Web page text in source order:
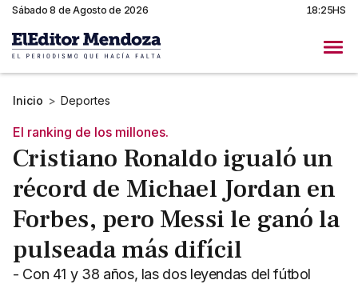
Sábado 8 de Agosto de 2026 18:25HS
Inicio > Deportes
El ranking de los millones.
Cristiano Ronaldo igualó un
récord de Michael Jordan en
Forbes, pero Messi le ganó la
pulseada más difícil
- Con 41 y 38 años, las dos leyendas del fútbol